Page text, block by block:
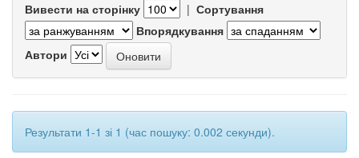
Вивести на сторінку | Сортування
Впорядкування
Автори
Результати 1-1 зі 1 (час пошуку: 0.002 секунди).